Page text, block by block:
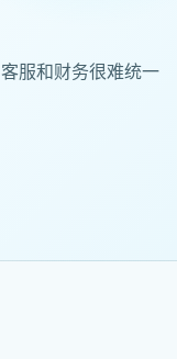
服和财务很难统一